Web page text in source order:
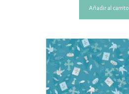
Añadir al carrito